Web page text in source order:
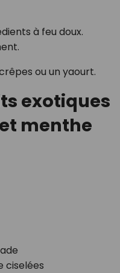
à feu doux.
ou un yaourt.
exotiques
menthe
ciselées